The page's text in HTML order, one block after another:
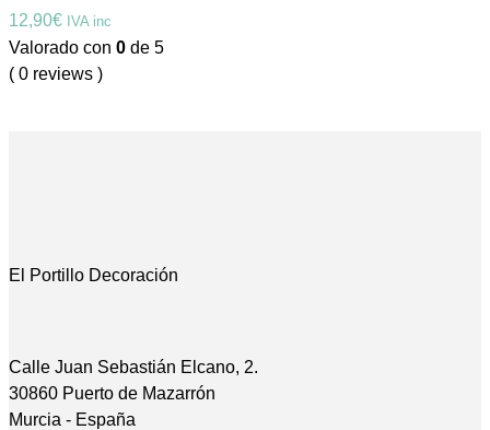
12,90€ IVA inc
Valorado con 0 de 5
( 0 reviews )
El Portillo Decoración
Calle Juan Sebastián Elcano, 2.
30860 Puerto de Mazarrón
Murcia - España